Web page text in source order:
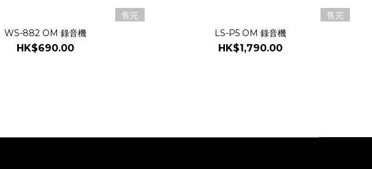
售完
WS-882 OM 錄音機
HK$690.00
售完
LS-P5 OM 錄音機
HK$1,790.00